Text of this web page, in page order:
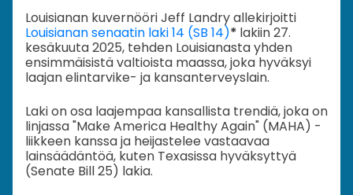
Louisianan kuvernööri Jeff Landry allekirjoitti
Louisianan senaatin laki 14 (SB 14)* lakiin 27.
kesäkuuta 2025, tehden Louisianasta yhden
ensimmäisistä valtioista maassa, joka hyväksyi
laajan elintarvike- ja kansanterveyslain.
Laki on osa laajempaa kansallista trendiä, joka on
linjassa "Make America Healthy Again" (MAHA) -
liikkeen kanssa ja heijastelee vastaavaa
lainsäädäntöä, kuten Texasissa hyväksyttyä
(Senate Bill 25) lakia.